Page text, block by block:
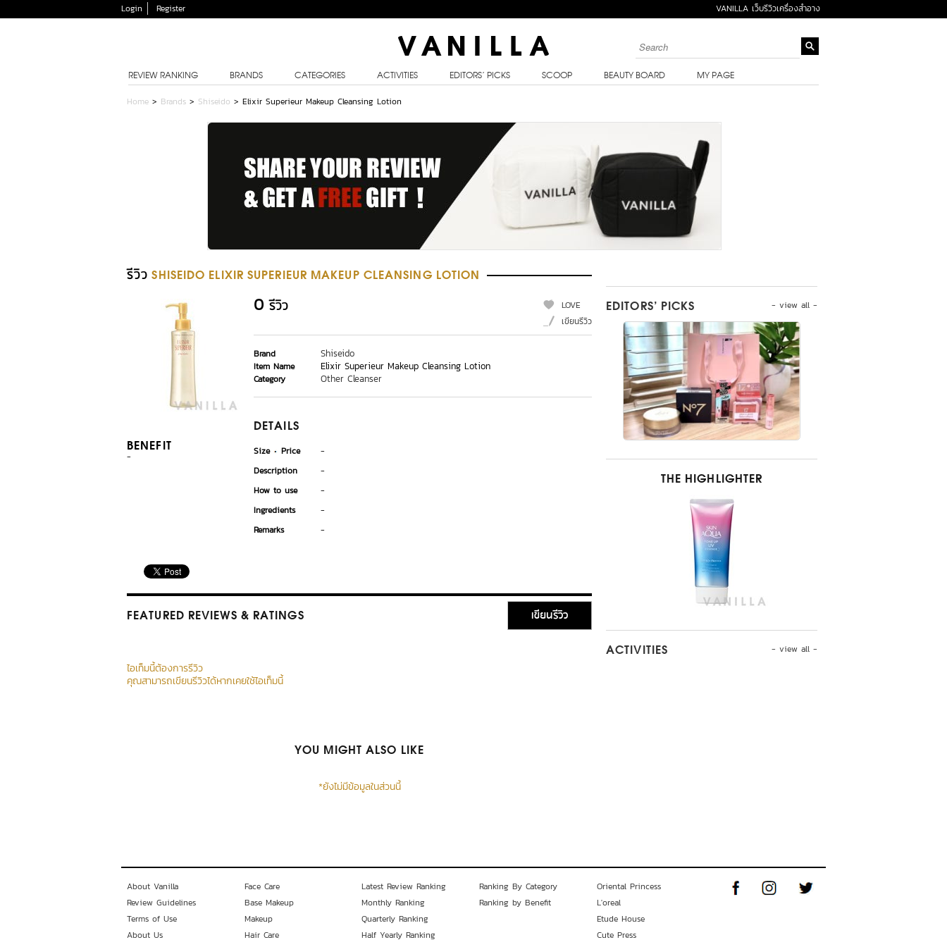
Login Register VANILLA เว็บรีวิวเครื่องสำอาง
REVIEW RANKING BRANDS CATEGORIES ACTIVITIES EDITORS’ PICKS SCOOP BEAUTY BOARD MY PAGE
Home > Brands > Shiseido > Elixir Superieur Makeup Cleansing Lotion
รีวิว SHISEIDO ELIXIR SUPERIEUR MAKEUP CLEANSING LOTION
BENEFIT
-
0 รีวิว
LOVE
เขียนรีวิว
Brand Shiseido
Item Name Elixir Superieur Makeup Cleansing Lotion
Category Other Cleanser
DETAILS
Size Price
-
Description
-
How to use
-
Ingredients
-
Remarks
-
FEATURED REVIEWS & RATINGS เขียนรีวิว
ไอเท็มนี้ต้องการรีวิว
คุณสามารถเขียนรีวิวได้หากเคยใช้ไอเท็มนี้
YOU MIGHT ALSO LIKE
*ยังไม่มีข้อมูลในส่วนนี้
- view all -
EDITORS’ PICKS
THE HIGHLIGHTER
- view all -
ACTIVITIES
About Vanilla
Review Guidelines
Terms of Use
About Us
Face Care
Base Makeup
Makeup
Hair Care
Latest Review Ranking
Monthly Ranking
Quarterly Ranking
Half Yearly Ranking
Ranking By Category
Ranking by Benefit
Oriental Princess
L'oreal
Etude House
Cute Press